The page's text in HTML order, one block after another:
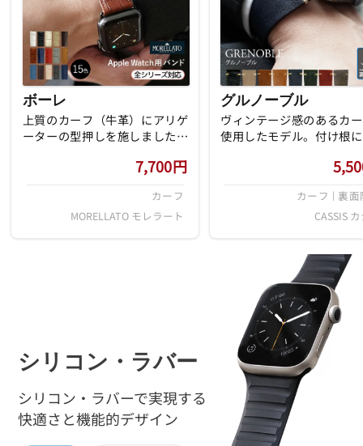
ボーレ
上質のカーフ（牛革）にアリゲ
ーターの型押しを施しました。
から、ヘビーユーザーのお客様
7,700円
カーフ
MORELLATO モレラート
グルノーブル
ヴィンテージ感のあるカ
使用したモデル。付け根
セントになっています。
「LORICA(ロリカ）を使
カーフ | 裏
CASSIS
シリコン・ラバー
シリコン・ラバーで実現する
快適さと機能的デザイン